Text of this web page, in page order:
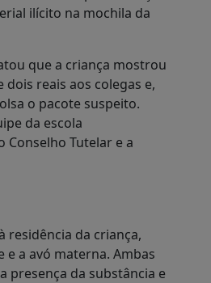
ilícito na mochila da
que a criança mostrou
reais aos colegas e,
o pacote suspeito.
da escola
Tutelar e a
residência da criança,
a avó materna. Ambas
presença da substância e